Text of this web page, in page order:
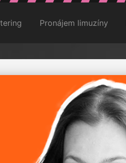
Pronájem limuzíny